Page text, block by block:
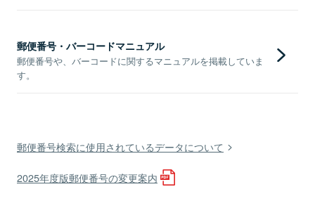
郵便番号・バーコードマニュアル
郵便番号や、バーコードに関するマニュアルを掲載していま
す。
郵便番号検索に使用されているデータについて
2025年度版郵便番号の変更案内